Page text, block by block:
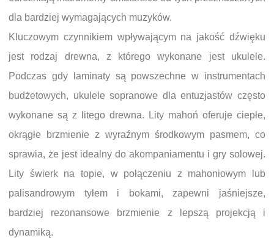
dla bardziej wymagających muzyków.
Kluczowym czynnikiem wpływającym na jakość dźwięku
jest rodzaj drewna, z którego wykonane jest ukulele.
Podczas gdy laminaty są powszechne w instrumentach
budżetowych, ukulele sopranowe dla entuzjastów często
wykonane są z litego drewna. Lity mahoń oferuje ciepłe,
okrągłe brzmienie z wyraźnym środkowym pasmem, co
sprawia, że jest idealny do akompaniamentu i gry solowej.
Lity świerk na topie, w połączeniu z mahoniowym lub
palisandrowym tyłem i bokami, zapewni jaśniejsze,
bardziej rezonansowe brzmienie z lepszą projekcją i
dynamiką.